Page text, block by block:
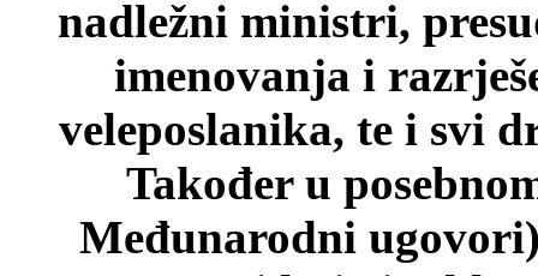
nadležni ministri,
imenovanja i
veleposlanika, te i svi
Također u
Međunarodni